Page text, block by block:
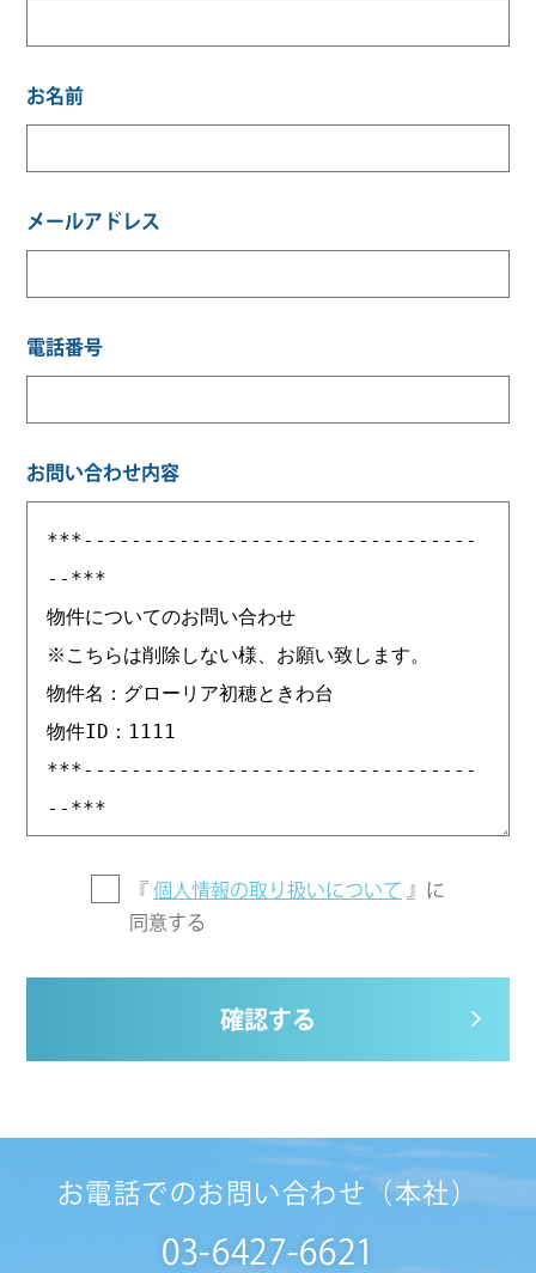
お名前
メールアドレス
電話番号
お問い合わせ内容
『 個人情報の取り扱いについて 』に
同意する
確認する
お電話でのお問い合わせ（本社）
03-6427-6621